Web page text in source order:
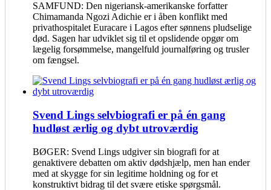
SAMFUND: Den nigeriansk-amerikanske forfatter
Chimamanda Ngozi Adichie er i åben konflikt med
privathospitalet Euracare i Lagos efter sønnens pludselige
død. Sagen har udviklet sig til et opslidende opgør om
lægelig forsømmelse, mangelfuld journalføring og trusler
om fængsel.
Svend Lings selvbiografi er på én gang
hudløst ærlig og dybt utroværdig
BØGER: Svend Lings udgiver sin biografi for at
genaktivere debatten om aktiv dødshjælp, men han ender
med at skygge for sin legitime holdning og for et
konstruktivt bidrag til det svære etiske spørgsmål.